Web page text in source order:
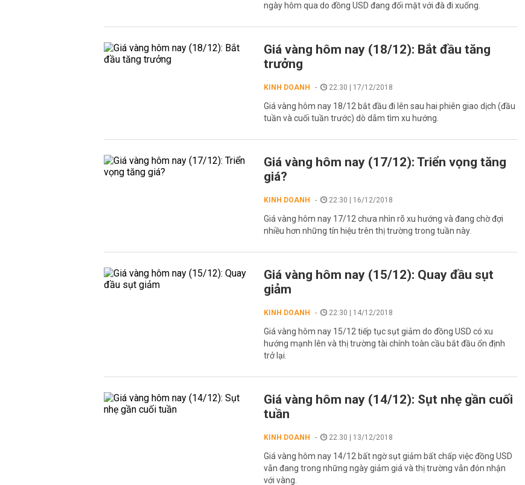
ngày hôm qua do đồng USD đang đối mặt với đà đi xuống.
Giá vàng hôm nay (18/12): Bắt đầu tăng
trưởng
KINH DOANH 22:30 | 17/12/2018
Giá vàng hôm nay 18/12 bắt đầu đi lên sau hai phiên giao dịch (đầu
tuần và cuối tuần trước) dò dẫm tìm xu hướng.
Giá vàng hôm nay (17/12): Triển vọng tăng
giá?
KINH DOANH 22:30 | 16/12/2018
Giá vàng hôm nay 17/12 chưa nhìn rõ xu hướng và đang chờ đợi
nhiều hơn những tín hiệu trên thị trường trong tuần này.
Giá vàng hôm nay (15/12): Quay đầu sụt
giảm
KINH DOANH 22:30 | 14/12/2018
Giá vàng hôm nay 15/12 tiếp tục sụt giảm do đồng USD có xu
hướng mạnh lên và thị trường tài chính toàn cầu bắt đầu ổn định
trở lại.
Giá vàng hôm nay (14/12): Sụt nhẹ gần cuối
tuần
KINH DOANH 22:30 | 13/12/2018
Giá vàng hôm nay 14/12 bất ngờ sụt giảm bất chấp việc đồng USD
vẫn đang trong những ngày giảm giá và thị trường vẫn đón nhận
với vàng.